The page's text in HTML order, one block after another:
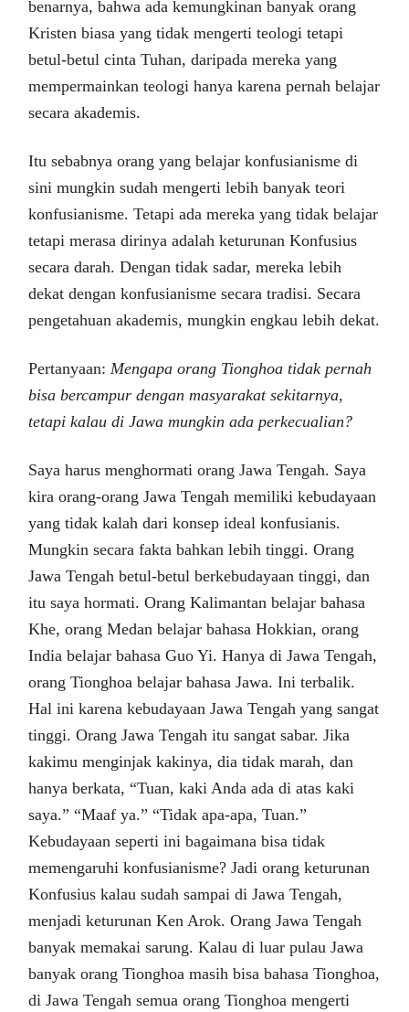
benarnya, bahwa ada kemungkinan banyak orang
Kristen biasa yang tidak mengerti teologi tetapi
betul-betul cinta Tuhan, daripada mereka yang
mempermainkan teologi hanya karena pernah belajar
secara akademis.
Itu sebabnya orang yang belajar konfusianisme di
sini mungkin sudah mengerti lebih banyak teori
konfusianisme. Tetapi ada mereka yang tidak belajar
tetapi merasa dirinya adalah keturunan Konfusius
secara darah. Dengan tidak sadar, mereka lebih
dekat dengan konfusianisme secara tradisi. Secara
pengetahuan akademis, mungkin engkau lebih dekat.
Pertanyaan: Mengapa orang Tionghoa tidak pernah
bisa bercampur dengan masyarakat sekitarnya,
tetapi kalau di Jawa mungkin ada perkecualian?
Saya harus menghormati orang Jawa Tengah. Saya
kira orang-orang Jawa Tengah memiliki kebudayaan
yang tidak kalah dari konsep ideal konfusianis.
Mungkin secara fakta bahkan lebih tinggi. Orang
Jawa Tengah betul-betul berkebudayaan tinggi, dan
itu saya hormati. Orang Kalimantan belajar bahasa
Khe, orang Medan belajar bahasa Hokkian, orang
India belajar bahasa Guo Yi. Hanya di Jawa Tengah,
orang Tionghoa belajar bahasa Jawa. Ini terbalik.
Hal ini karena kebudayaan Jawa Tengah yang sangat
tinggi. Orang Jawa Tengah itu sangat sabar. Jika
kakimu menginjak kakinya, dia tidak marah, dan
hanya berkata, “Tuan, kaki Anda ada di atas kaki
saya.” “Maaf ya.” “Tidak apa-apa, Tuan.”
Kebudayaan seperti ini bagaimana bisa tidak
memengaruhi konfusianisme? Jadi orang keturunan
Konfusius kalau sudah sampai di Jawa Tengah,
menjadi keturunan Ken Arok. Orang Jawa Tengah
banyak memakai sarung. Kalau di luar pulau Jawa
banyak orang Tionghoa masih bisa bahasa Tionghoa,
di Jawa Tengah semua orang Tionghoa mengerti